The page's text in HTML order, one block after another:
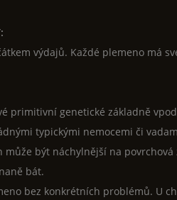
výdajů. Každé plemeno má
primitivní genetické základně
typickými nemocemi či
může být náchylnější na
bát.
bez konkrétních problémů. U